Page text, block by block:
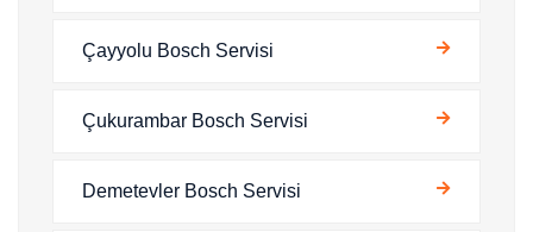
Çayyolu Bosch Servisi
Çukurambar Bosch Servisi
Demetevler Bosch Servisi